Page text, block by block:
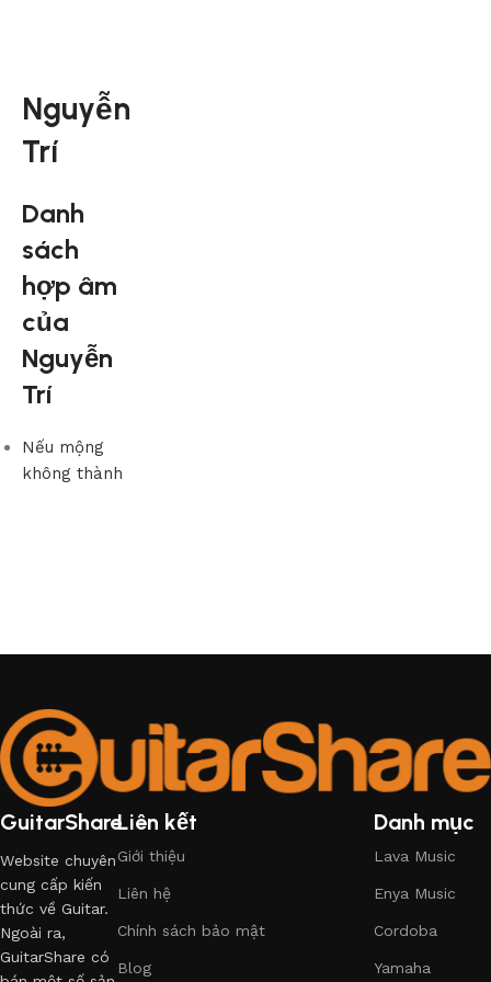
Nguyễn
Trí
Danh
sách
hợp âm
của
Nguyễn
Trí
Nếu mộng
không thành
GuitarShare
Website chuyên
cung cấp kiến
thức về Guitar.
Ngoài ra,
GuitarShare có
Liên kết
Giới thiệu
Liên hệ
Chính sách bảo mật
Blog
Danh mục
Lava Music
Enya Music
Cordoba
Yamaha